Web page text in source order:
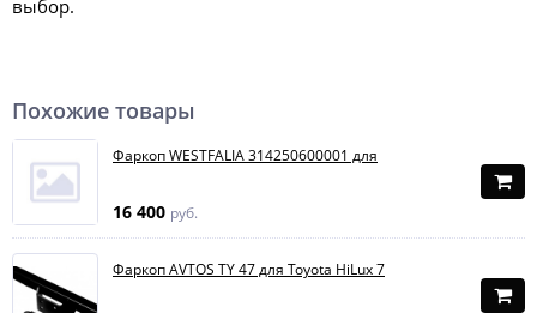
выбор.
Похожие товары
Фаркоп WESTFALIA 314250600001 для
16 400 руб.
Фаркоп AVTOS TY 47 для Toyota HiLux 7